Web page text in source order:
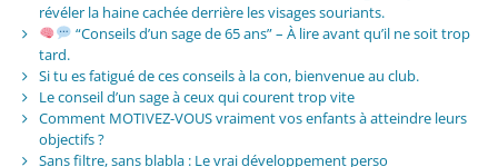
révéler la haine cachée derrière les visages souriants.
“Conseils d’un sage de 65 ans” – À lire avant qu’il ne soit trop
tard.
Si tu es fatigué de ces conseils à la con, bienvenue au club.
Le conseil d’un sage à ceux qui courent trop vite
Comment MOTIVEZ-VOUS vraiment vos enfants à atteindre leurs
objectifs ?
Sans filtre, sans blabla : Le vrai développement perso